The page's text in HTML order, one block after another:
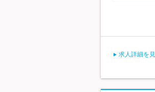
求人詳細を